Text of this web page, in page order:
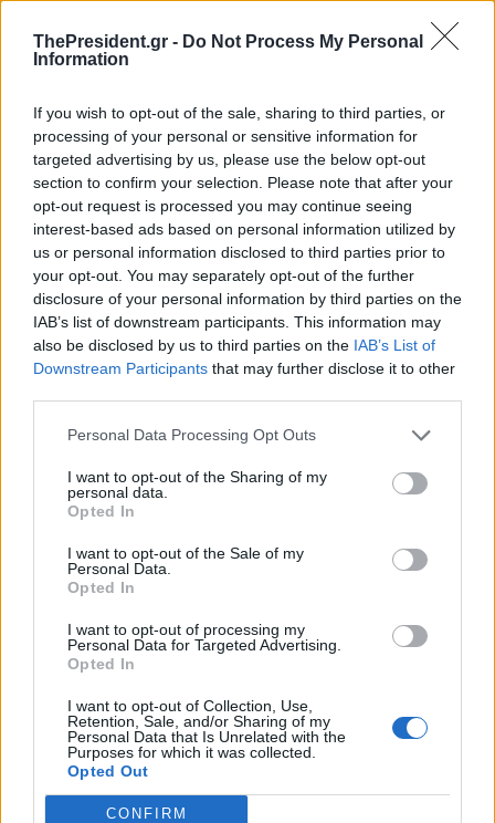
ThePresident.gr - Do Not Process My Personal
Information
If you wish to opt-out of the sale, sharing to third parties, or
processing of your personal or sensitive information for
targeted advertising by us, please use the below opt-out
section to confirm your selection. Please note that after your
opt-out request is processed you may continue seeing
interest-based ads based on personal information utilized by
us or personal information disclosed to third parties prior to
your opt-out. You may separately opt-out of the further
disclosure of your personal information by third parties on the
IAB’s list of downstream participants. This information may
also be disclosed by us to third parties on the IAB’s List of
Downstream Participants that may further disclose it to other
Personal Data Processing Opt Outs
I want to opt-out of the Sharing of my
personal data.
Opted In
I want to opt-out of the Sale of my
Personal Data.
Opted In
I want to opt-out of processing my
Personal Data for Targeted Advertising.
Opted In
I want to opt-out of Collection, Use,
Retention, Sale, and/or Sharing of my
Personal Data that Is Unrelated with the
Purposes for which it was collected.
Opted Out
CONFIRM